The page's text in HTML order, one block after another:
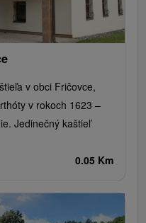
v obci Fričovce,
v rokoch 1623 –
Jedinečný kaštieľ
0.05 Km